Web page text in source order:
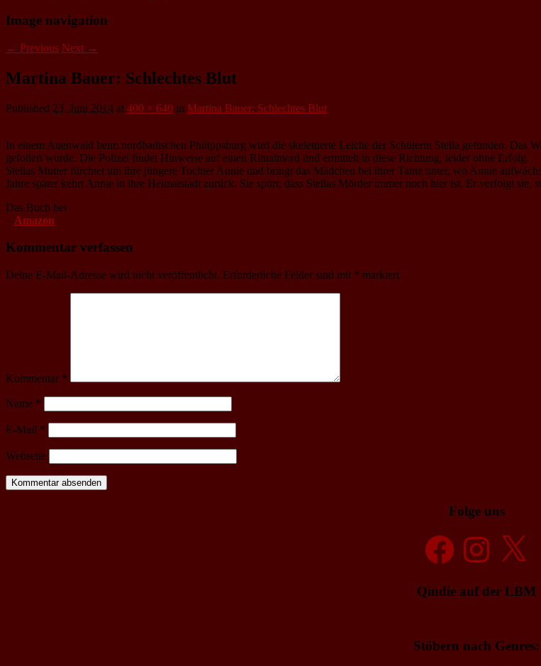
Image navigation
← Previous Next →
Martina Bauer: Schlechtes Blut
Published 23. Juni 2014 at 400 × 640 in Martina Bauer: Schlechtes Blut
In einem Auenwald beim nordbadischen Philippsburg wird die skelettierte Leiche der Schülerin Stella gefunden. Das
gefoltert wurde. Die Polizei findet Hinweise auf einen Ritualmord und ermittelt in diese Richtung, leider ohne Erfolg.
Stellas Mutter fürchtet um ihre jüngere Tochter Annie und bringt das Mädchen bei ihrer Tante unter, wo Annie
Jahre später kehrt Annie in ihre Heimatstadt zurück. Sie spürt, dass Stellas Mörder immer noch hier ist. Er verfolgt sie,
Das Buch bei
– Amazon
Kommentar verfassen
Deine E-Mail-Adresse wird nicht veröffentlicht. Erforderliche Felder sind mit * markiert
Kommentar *
Name *
E-Mail *
Webseite
Folge uns
FacebookInstagramX
Qindie auf der LBM
Stöbern nach Genres: